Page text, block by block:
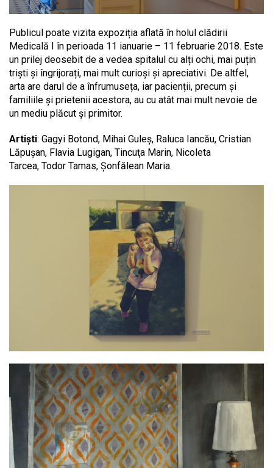
Publicul poate vizita expoziția aflată în holul clădirii
Medicală I în perioada 11 ianuarie – 11 februarie 2018. Este
un prilej deosebit de a vedea spitalul cu alți ochi, mai puțin
triști și îngrijorați, mai mult curioși și apreciativi. De altfel,
arta are darul de a înfrumuseța, iar pacienții, precum și
familiile și prietenii acestora, au cu atât mai mult nevoie de
un mediu plăcut și primitor.
Artiști: Gagyi Botond, Mihai Guleş, Raluca Iancău, Cristian
Lăpuşan, Flavia Lugigan, Tincuţa Marin, Nicoleta
Tarcea, Todor Tamas, Şonfălean Maria.